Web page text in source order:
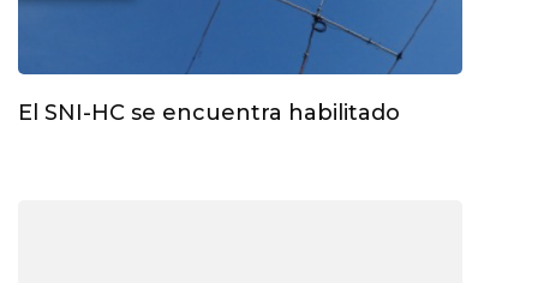
El SNI-HC se encuentra habilitado